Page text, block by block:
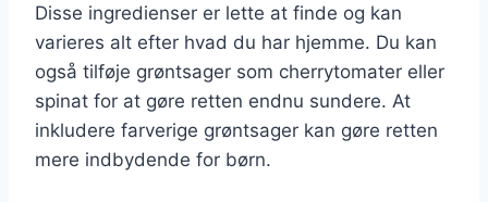
Disse ingredienser er lette at finde og kan
varieres alt efter hvad du har hjemme. Du kan
også tilføje grøntsager som cherrytomater eller
spinat for at gøre retten endnu sundere. At
inkludere farverige grøntsager kan gøre retten
mere indbydende for børn.